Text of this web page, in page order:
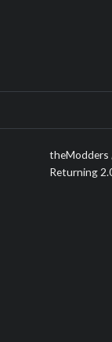
theModders
Returning